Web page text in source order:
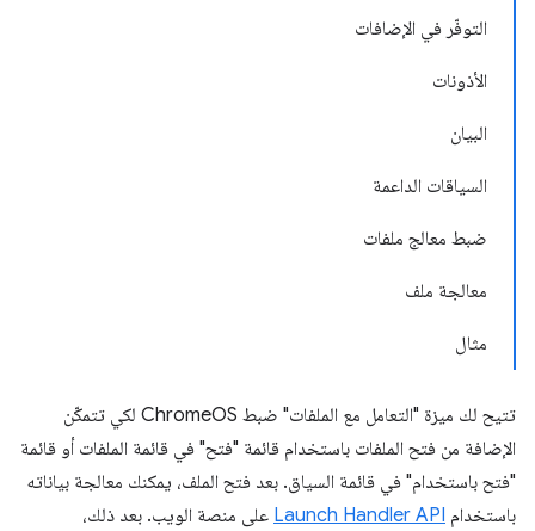
التوفّر في الإضافات
الأذونات
البيان
السياقات الداعمة
ضبط معالج ملفات
معالجة ملف
مثال
تتيح لك ميزة "التعامل مع الملفات" ضبط ChromeOS لكي تتمكّن
الإضافة من فتح الملفات باستخدام قائمة "فتح" في قائمة الملفات أو قائمة
"فتح باستخدام" في قائمة السياق. بعد فتح الملف، يمكنك معالجة بياناته
باستخدام Launch Handler API على منصة الويب. بعد ذلك،